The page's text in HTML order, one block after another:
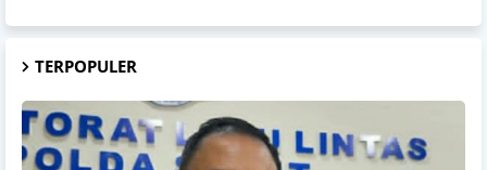
TERPOPULER